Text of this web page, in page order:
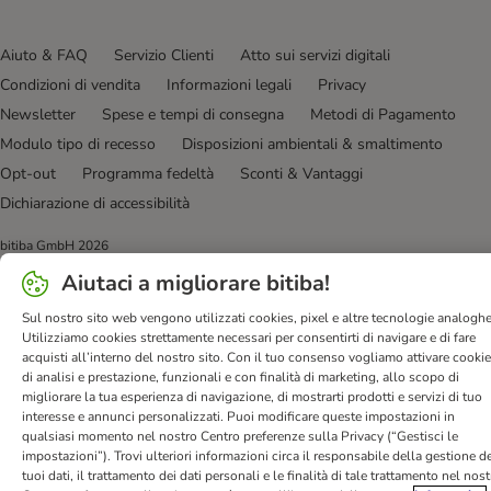
Aiuto & FAQ Servizio Clienti
Atto sui servizi digitali
Condizioni di vendita
Informazioni legali
Privacy
Newsletter
Spese e tempi di consegna
Metodi di Pagamento
Modulo tipo di recesso
Disposizioni ambientali & smaltimento
Opt-out
Programma fedeltà
Sconti & Vantaggi
Dichiarazione di accessibilità
bitiba GmbH 2026
Aiutaci a migliorare bitiba!
Sul nostro sito web vengono utilizzati cookies, pixel e altre tecnologie
Utilizziamo cookies strettamente necessari per consentirti di navigare e di fare
acquisti all’interno del nostro sito. Con il tuo consenso vogliamo attivare
di analisi e prestazione, funzionali e con finalità di marketing, allo scopo di
migliorare la tua esperienza di navigazione, di mostrarti prodotti e servizi di tuo
interesse e annunci personalizzati. Puoi modificare queste impostazioni in
qualsiasi momento nel nostro Centro preferenze sulla Privacy (“Gestisci le
impostazioni”). Trovi ulteriori informazioni circa il responsabile della gestione
tuoi dati, il trattamento dei dati personali e le finalità di tale trattamento nel